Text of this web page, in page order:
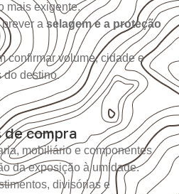
mais exigente.
a selagem e a proteção
confirmar volume, cidade e
do destino.
compra
mobiliário e componentes
da exposição à umidade.
divisórias e